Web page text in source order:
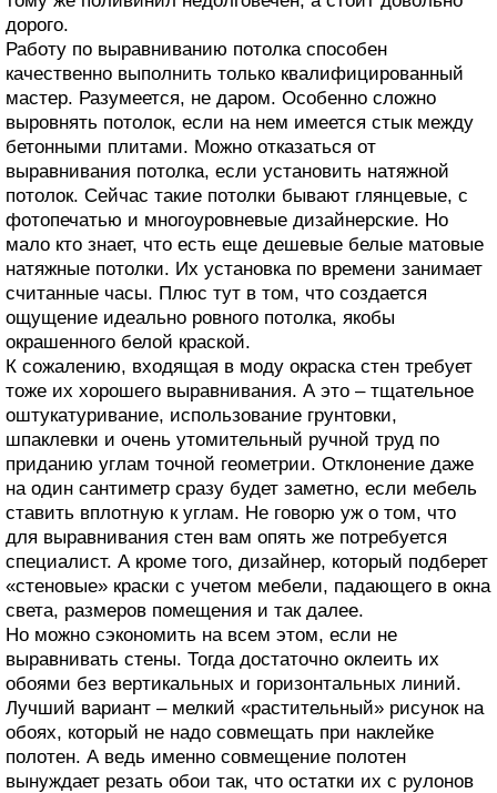
дорого.
Работу по выравниванию потолка способен
качественно выполнить только квалифицированный
мастер. Разумеется, не даром. Особенно сложно
выровнять потолок, если на нем имеется стык между
бетонными плитами. Можно отказаться от
выравнивания потолка, если установить натяжной
потолок. Сейчас такие потолки бывают глянцевые, с
фотопечатью и многоуровневые дизайнерские. Но
мало кто знает, что есть еще дешевые белые матовые
натяжные потолки. Их установка по времени занимает
считанные часы. Плюс тут в том, что создается
ощущение идеально ровного потолка, якобы
окрашенного белой краской.
К сожалению, входящая в моду окраска стен требует
тоже их хорошего выравнивания. А это – тщательное
оштукатуривание, использование грунтовки,
шпаклевки и очень утомительный ручной труд по
приданию углам точной геометрии. Отклонение даже
на один сантиметр сразу будет заметно, если мебель
ставить вплотную к углам. Не говорю уж о том, что
для выравнивания стен вам опять же потребуется
специалист. А кроме того, дизайнер, который подберет
«стеновые» краски с учетом мебели, падающего в окна
света, размеров помещения и так далее.
Но можно сэкономить на всем этом, если не
выравнивать стены. Тогда достаточно оклеить их
обоями без вертикальных и горизонтальных линий.
Лучший вариант – мелкий «растительный» рисунок на
обоях, который не надо совмещать при наклейке
полотен. А ведь именно совмещение полотен
вынуждает резать обои так, что остатки их с рулонов